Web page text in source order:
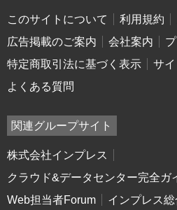
このサイトについて 利用規約
広告掲載のご案内
会社案内
特定商取引法に基づく表示
サ
よくある質問
関連グループサイト
株式会社インプレス
クラウド&データセンター完全ガ
Web担当者Forum
インプレス